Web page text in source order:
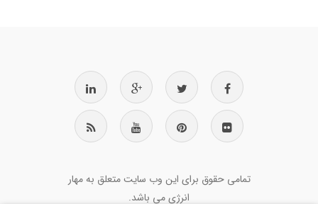
تمامی حقوق برای این وب سایت متعلق به مهار
انرژی می باشد.